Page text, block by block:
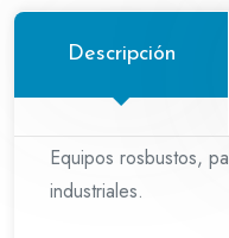
Descripción
Equipos rosbustos,
industriales.